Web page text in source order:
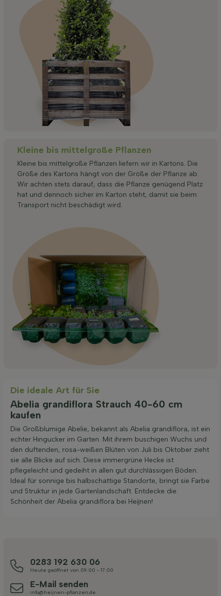
Kleine bis mittelgroße Pflanzen
Kleine bis mittelgroße Pflanzen liefern wir in Kartons. Die
Größe des Kartons hängt von der Größe der Pflanze ab.
Wir achten stets darauf, dass die Pflanze genügend Platz
hat und dennoch sicher im Karton steht, damit sie beim
Transport nicht beschädigt wird.
Die ideale Art für Sie
Abelia grandiflora Strauch 40-60 cm
kaufen
Die Großblumige Abelie, bekannt als Abelia grandiflora, ist ein
echter Hingucker im Garten. Mit ihrem buschigen Wuchs und
den duftenden, rosa-weißen Blüten von Juli bis Oktober zieht
sie alle Blicke auf sich. Diese immergrüne Hecke ist
pflegeleicht und gedeiht in allen gut durchlässigen Böden.
Ideal für sonnige bis halbschattige Standorte, bringt sie Farbe
und Struktur in jede Gartenlandschaft. Entdecke die
Schönheit der Abelia grandiflora bei Heijnen!
0283 192 630 06
Heute geöffnet von 09:00 - 17:00
E-Mail senden
info@heijnen-pflanzen.de